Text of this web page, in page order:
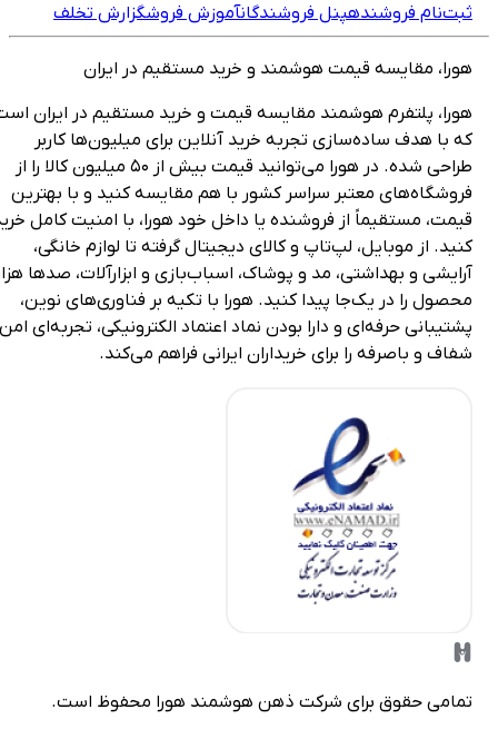
فروشندهپنل فروشندگانآموزش فروشگزارش تخلف
مقایسه قیمت هوشمند و خرید مستقیم در ایران
پلتفرم هوشمند مقایسه قیمت و خرید مستقیم در ایران است
با هدف ساده‌سازی تجربه خرید آنلاین برای میلیون‌ها کاربر
طراحی شده. در هورا می‌توانید قیمت بیش از ۵۰ میلیون کالا را از
معتبر سراسر کشور با هم مقایسه کنید و با بهترین
مستقیماً از فروشنده یا داخل خود هورا، با امنیت کامل خرید
از موبایل، لپ‌تاپ و کالای دیجیتال گرفته تا لوازم خانگی،
و بهداشتی، مد و پوشاک، اسباب‌بازی و ابزارآلات، صدها هزار
را در یک‌جا پیدا کنید. هورا با تکیه بر فناوری‌های نوین،
حرفه‌ای و دارا بودن نماد اعتماد الکترونیکی، تجربه‌ای امن،
و باصرفه را برای خریداران ایرانی فراهم می‌کند.
حقوق برای شرکتذهن هوشمند هورامحفوظ است.